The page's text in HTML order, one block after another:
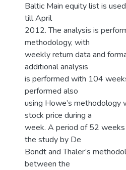
Baltic Main equity list is
till April
2012. The analysis is
methodology, with
weekly return data and
additional analysis
is performed with 104
performed also
using Howe’s
stock price during a
week. A period of 52
the study by De
Bondt and Thaler’s
between the